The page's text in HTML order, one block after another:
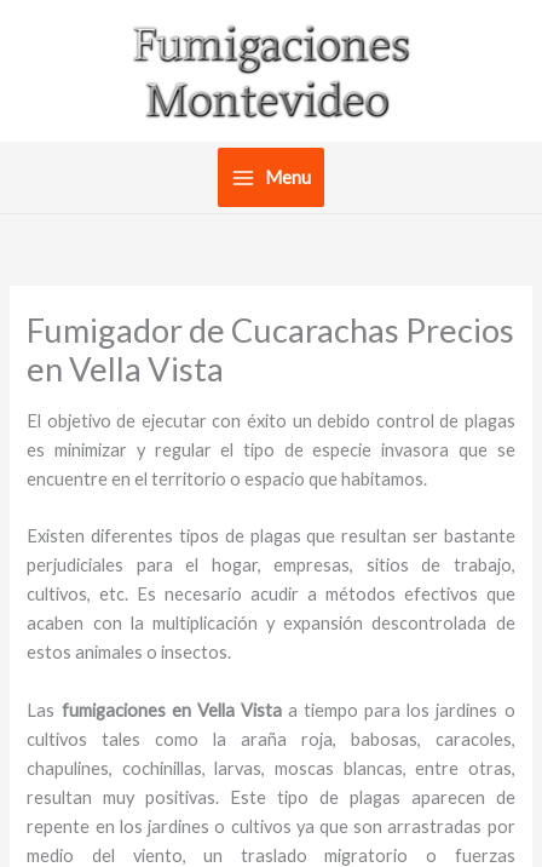
Menu
Fumigador de Cucarachas Precios
en Vella Vista
El objetivo de ejecutar con éxito un debido control de plagas
es minimizar y regular el tipo de especie invasora que se
encuentre en el territorio o espacio que habitamos.
Existen diferentes tipos de plagas que resultan ser bastante
perjudiciales para el hogar, empresas, sitios de trabajo,
cultivos, etc. Es necesario acudir a métodos efectivos que
acaben con la multiplicación y expansión descontrolada de
estos animales o insectos.
Las fumigaciones en Vella Vistaa tiempo para los jardines o
cultivos tales como la araña roja, babosas, caracoles,
chapulines, cochinillas, larvas, moscas blancas, entre otras,
resultan muy positivas. Este tipo de plagas aparecen de
repente en los jardines o cultivos ya que son arrastradas por
medio del viento, un traslado migratorio o fuerzas